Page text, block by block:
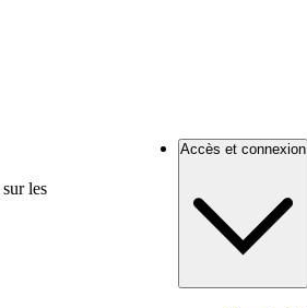
les
Accès et connexion